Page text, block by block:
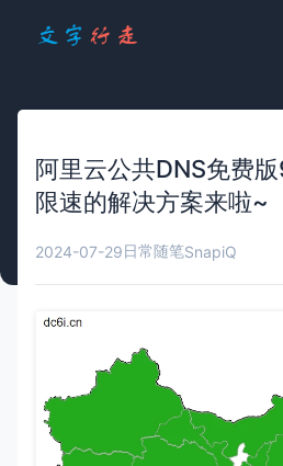
阿里云公共DNS免费
限速的解决方案来啦~
2024-07-29日常随笔SnapiQ